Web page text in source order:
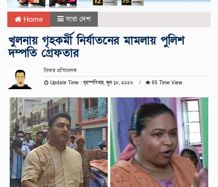
Home সারা দেশ
খুলনায় গৃহকর্মী নির্যাতনের মামলায় পুলিশ
দম্পতি গ্রেফতার
নিজস্ব প্রতিবেদক
Update Time : বৃহস্পতিবার, জুন ১৮, ২০২৬ 65 Time View